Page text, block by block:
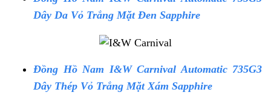
Dây Da Vỏ Trắng Mặt Đen Sapphire
Đồng Hồ Nam I&W Carnival Automatic 735G3
Dây Thép Vỏ Trắng Mặt Xám Sapphire